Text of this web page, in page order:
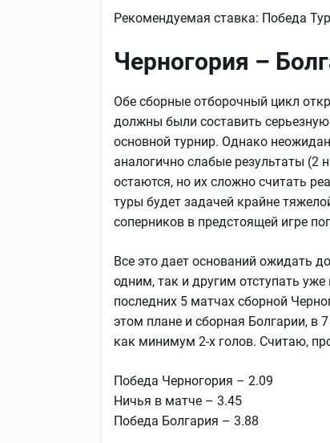
Рекомендуемая ставка: Победа
Черногория –
Обе сборные отборочный цикл
должны были составить
основной турнир. Однако
аналогично слабые результаты
остаются, но их сложно считать
туры будет задачей крайне
соперников в предстоящей игре
Все это дает оснований ожидать
одним, так и другим отступать
последних 5 матчах сборной
этом плане и сборная Болгарии, в
как минимум 2-х голов. Считаю,
Победа Черногория – 2.09
Ничья в матче – 3.45
Победа Болгария – 3.88